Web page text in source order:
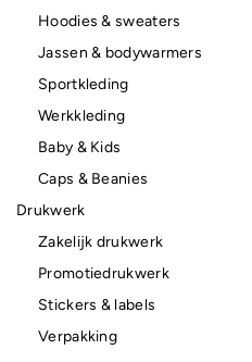
Hoodies & sweaters
Jassen & bodywarmers
Sportkleding
Werkkleding
Baby & Kids
Caps & Beanies
Drukwerk
Zakelijk drukwerk
Promotiedrukwerk
Stickers & labels
Verpakking